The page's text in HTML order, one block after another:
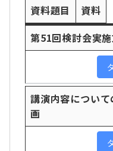
資料題目
資料
第51回検討会実
講演内容につい
画